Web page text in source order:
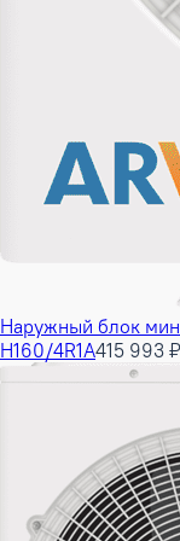
Наружный блок
H160/4R1A415 993 ₽